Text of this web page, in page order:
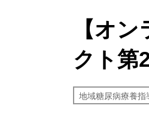
【オ
クト第
地域糖尿病療養指